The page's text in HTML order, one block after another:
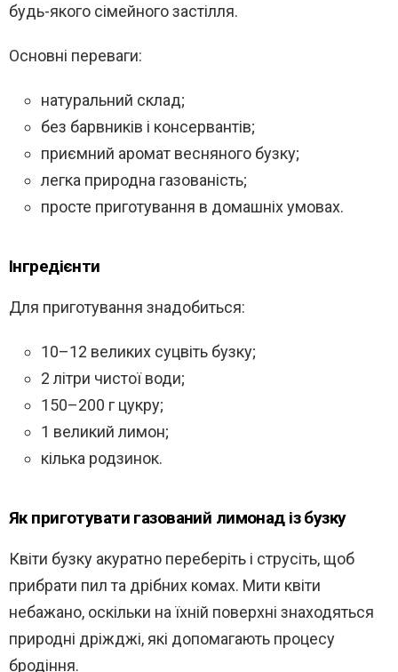
будь-якого сімейного застілля.
Основні переваги:
натуральний склад;
без барвників і консервантів;
приємний аромат весняного бузку;
легка природна газованість;
просте приготування в домашніх умовах.
Інгредієнти
Для приготування знадобиться:
10–12 великих суцвіть бузку;
2 літри чистої води;
150–200 г цукру;
1 великий лимон;
кілька родзинок.
Як приготувати газований лимонад із бузку
Квіти бузку акуратно переберіть і струсіть, щоб
прибрати пил та дрібних комах. Мити квіти
небажано, оскільки на їхній поверхні знаходяться
природні дріжджі, які допомагають процесу
бродіння.